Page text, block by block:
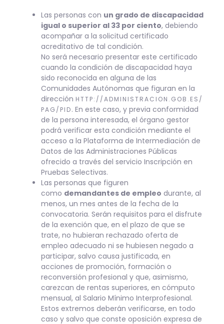
Las personas con un grado de discapacidad
igual o superior al 33 por ciento, debiendo
acompañar a la solicitud certificado
acreditativo de tal condición.
No será necesario presentar este certificado
cuando la condición de discapacidad haya
sido reconocida en alguna de las
Comunidades Autónomas que figuran en la
dirección HTTP://ADMINISTRACION.GOB.ES/
PAG/PID. En este caso, y previa conformidad
de la persona interesada, el órgano gestor
podrá verificar esta condición mediante el
acceso a la Plataforma de Intermediación de
Datos de las Administraciones Públicas
ofrecido a través del servicio Inscripción en
Pruebas Selectivas.
Las personas que figuren
como demandantes de empleo durante, al
menos, un mes antes de la fecha de la
convocatoria. Serán requisitos para el disfrute
de la exención que, en el plazo de que se
trate, no hubieran rechazado oferta de
empleo adecuado ni se hubiesen negado a
participar, salvo causa justificada, en
acciones de promoción, formación o
reconversión profesional y que, asimismo,
carezcan de rentas superiores, en cómputo
mensual, al Salario Mínimo Interprofesional.
Estos extremos deberán verificarse, en todo
caso y salvo que conste oposición expresa de